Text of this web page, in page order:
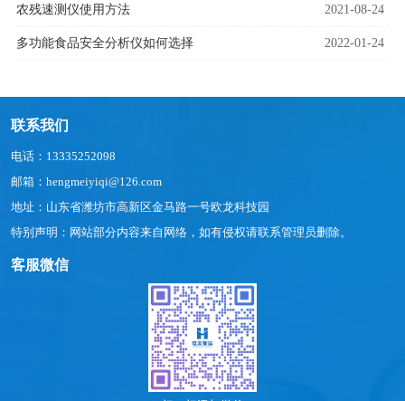
农残速测仪使用方法 2021-08-24
多功能食品安全分析仪如何选择 2022-01-24
联系我们
电话：13335252098
邮箱：hengmeiyiqi@126.com
地址：山东省潍坊市高新区金马路一号欧龙科技园
特别声明：网站部分内容来自网络，如有侵权请联系管理员删除。
客服微信